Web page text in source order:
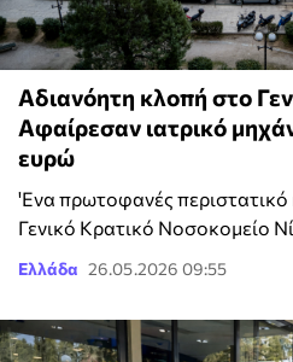
Αδιανόητη κλοπή στο
Αφαίρεσαν ιατρικό
ευρώ
'Ενα πρωτοφανές
Γενικό Κρατικό Νοσοκομείο
Ελλάδα 26.05.2026 09:55